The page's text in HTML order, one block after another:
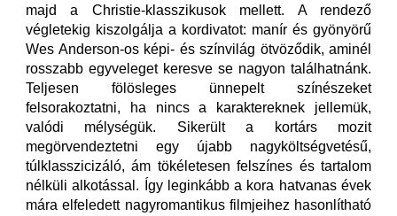
majd a Christie-klasszikusok mellett. A rendező
végletekig kiszolgálja a kordivatot: manír és gyönyörű
Wes Anderson-os képi- és színvilág ötvöződik, aminél
rosszabb egyveleget keresve se nagyon találhatnánk.
Teljesen fölösleges ünnepelt színészeket
felsorakoztatni, ha nincs a karaktereknek jellemük,
valódi mélységük. Sikerült a kortárs mozit
megörvendeztetni egy újabb nagyköltségvetésű,
túlklasszicizáló, ám tökéletesen felszínes és tartalom
nélküli alkotással. Így leginkább a kora hatvanas évek
mára elfeledett nagyromantikus filmjeihez hasonlítható